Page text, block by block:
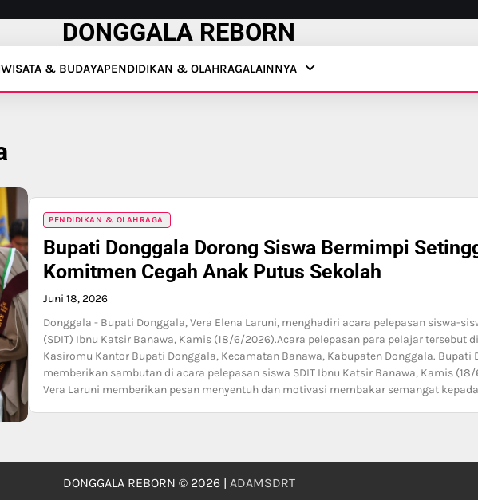
DONGGALA REBORN
& BUDAYAPENDIDIKAN & OLAHRAGALAINNYA
PENDIDIKAN & OLAHRAGA
Bupati Donggala Dorong Siswa Bermimpi
Komitmen Cegah Anak Putus Sekolah
Juni 18, 2026
Donggala - Bupati Donggala, Vera Elena Laruni, menghadiri acara pelepasan siswa-
(SDIT) Ibnu Katsir Banawa, Kamis (18/6/2026).Acara pelepasan para pelajar tersebut
Kasiromu Kantor Bupati Donggala, Kecamatan Banawa, Kabupaten Donggala. Bupati
memberikan sambutan di acara pelepasan siswa SDIT Ibnu Katsir Banawa, Kamis
Vera Laruni memberikan pesan menyentuh dan motivasi membakar semangat
DONGGALA REBORN © 2026 | ADAMSDRT